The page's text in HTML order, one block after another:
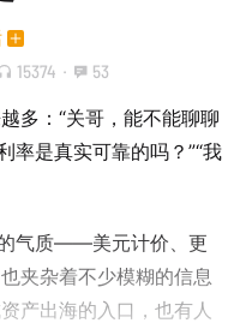
15374 · 53
多：“关哥，能不能聊聊
率是真实可靠的吗？”“我
气质——美元计价、更
夹杂着不少模糊的信息
产出海的入口，也有人